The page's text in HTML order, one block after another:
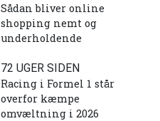
Sådan bliver online
shopping nemt og
underholdende
72 UGER SIDEN
Racing i Formel 1 står
overfor kæmpe
omvæltning i 2026